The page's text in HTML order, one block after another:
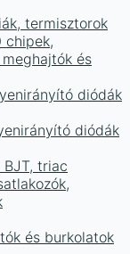
termisztorok
chipek,
és
diódák
diódák
BJT, triac
és burkolatok